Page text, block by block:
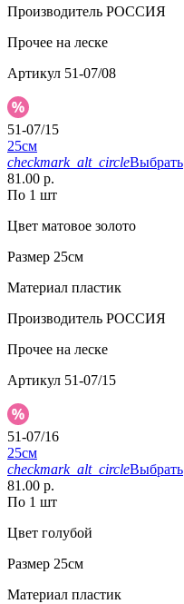
Производитель РОССИЯ
Прочее на леске
Артикул 51-07/08
51-07/15
25см
checkmark_alt_circleВыбрать
81.00 р.
По 1 шт
Цвет матовое золото
Размер 25см
Материал пластик
Производитель РОССИЯ
Прочее на леске
Артикул 51-07/15
51-07/16
25см
checkmark_alt_circleВыбрать
81.00 р.
По 1 шт
Цвет голубой
Размер 25см
Материал пластик